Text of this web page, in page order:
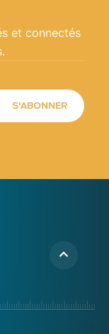
et connectés
S'ABONNER